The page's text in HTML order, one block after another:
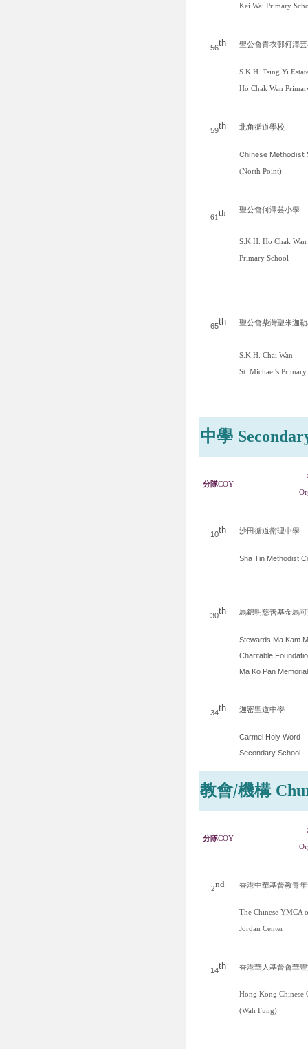
Kei Wai Primary
56th 聖公會青衣邨何澤芸
S.K.H. Tsing Yi
Ho Chak Wan
59th 北角循道學校
Chinese Methodist
(North Point)
61th 聖公會何澤芸小學
S.K.H. Ho Chak Wan
Primary School
65th 聖公會柴灣聖米迦
S.K.H. Chai Wan
St. Michael's Primary
中學
分隊COY
10th 沙田循道衛理中學
Sha Tin Methodist
30th 馬錦明慈善基金馬
Stewards Ma Kam
Charitable
Ma Ko Pan
34th 迦密聖道中學
Carmel Holy Word
Secondary School
教會/機構
分隊COY
2nd 香港中華基督教青
The Chinese YMCA
Jordan Center
14th 香港華人基督會華
Hong Kong Chinese
(Wah Fung)